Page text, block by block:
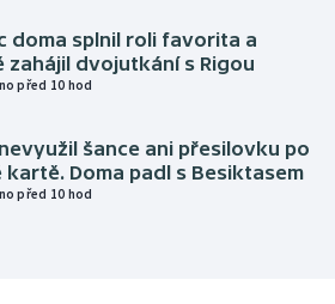
doma splnil roli favorita a
zahájil dvojutkání s Rigou
před 10 hod
šance ani přesilovku po
kartě. Doma padl s Besiktasem
před 10 hod